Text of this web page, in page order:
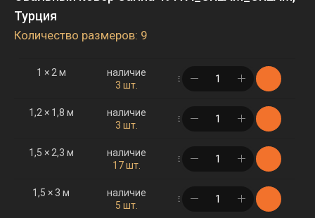
Турция
Количество размеров: 9
1 × 2 м
наличие
3 шт.
в корзине
1,2 × 1,8 м
наличие
3 шт.
в корзине
1,5 × 2,3 м
наличие
17 шт.
в корзине
1,5 × 3 м
наличие
5 шт.
в корзине